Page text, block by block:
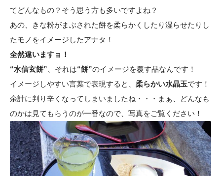
てどんなもの？そう思う方も多いですよね？
あの、きな粉がまぶされた餅を柔らかくしたり湿らせたりし
たモノをイメージしたアナタ！
全然違いますョ！
“水信玄餅” 、それは“餅”のイメージを覆す品なんです！
イメージしやすい言葉で表現すると、 柔らかい水晶玉です！
余計に判り辛くなってしまいましたね・・・まぁ、どんなも
のかは見てもらうのが一番なので、写真をご覧ください！